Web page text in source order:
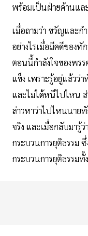
พร้อมเป็นฝ่ายค้านแล
เมื่อถามว่า ขวัญและก
อย่างไรเมื่อมีคดีของทั
ตอนนี้กำลังใจของพร
แข็ง เพราะรู้อยู่แล้วว่
และไม่ได้หนีไปไหน
ล่าวหาว่าไปไหนนา
จริง และเมื่อกลับมารู้
กระบวนการยุติธรรม
กระบวนการยุติธรรมทั้